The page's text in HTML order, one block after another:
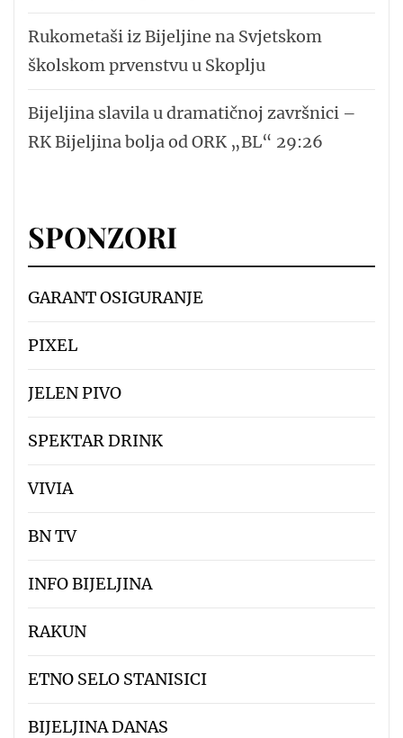
Rukometaši iz Bijeljine na Svjetskom
školskom prvenstvu u Skoplju
Bijeljina slavila u dramatičnoj završnici –
RK Bijeljina bolja od ORK „BL“ 29:26
SPONZORI
GARANT OSIGURANJE
PIXEL
JELEN PIVO
SPEKTAR DRINK
VIVIA
BN TV
INFO BIJELJINA
RAKUN
ETNO SELO STANISICI
BIJELJINA DANAS